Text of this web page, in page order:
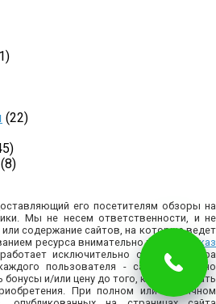
(22)
(8)
его посетителям обзоры на
Мы не несем ответственности, и не
содержание сайтов, на которые ведет
ресурса внимательно изучите
отказ
исключительно с целью сбора
пользователя - самостоятельно
и/или цену до того, как совершать
При полном или частичном